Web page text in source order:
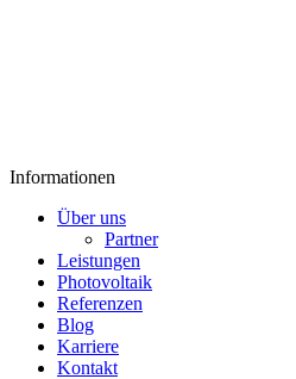
Informationen
Über uns
Partner
Leistungen
Photovoltaik
Referenzen
Blog
Karriere
Kontakt